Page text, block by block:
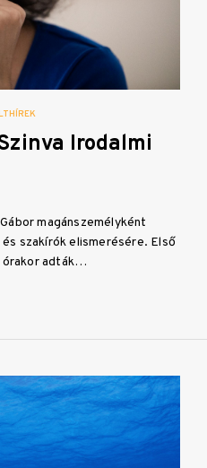
Irodalmi
magánszemélyként
szakírók elismerésére. Első
órakor adták…